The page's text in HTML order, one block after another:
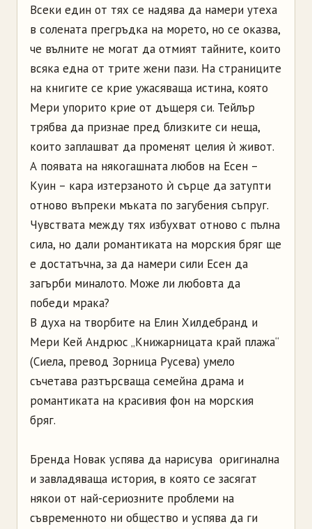
Всеки един от тях се надява да намери утеха
в солената прегръдка на морето, но се оказва,
че вълните не могат да отмият тайните, които
всяка една от трите жени пази. На страниците
на книгите се крие ужасяваща истина, която
Мери упорито крие от дъщеря си. Тейлър
трябва да признае пред близките си неща,
които заплашват да променят целия ѝ живот.
А появата на някогашната любов на Есен –
Куин – кара изтерзаното ѝ сърце да затупти
отново въпреки мъката по загубения съпруг.
Чувствата между тях избухват отново с пълна
сила, но дали романтиката на морския бряг ще
е достатъчна, за да намери сили Есен да
загърби миналото. Може ли любовта да
победи мрака?
В духа на творбите на Елин Хилдебранд и
Meри Кей Андрюс „Книжарницата край плажа“
(Сиела, превод Зорница Русева) умело
съчетава разтърсваща семейна драма и
романтиката на красивия фон на морския
бряг.
Бренда Новак успява да нарисува оригинална
и завладяваща история, в която се засягат
някои от най-сериозните проблеми на
съвременното ни общество и успява да ги